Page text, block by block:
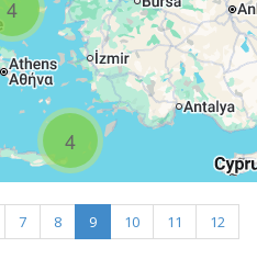
4
4
Google
7 8 9 10 11
12